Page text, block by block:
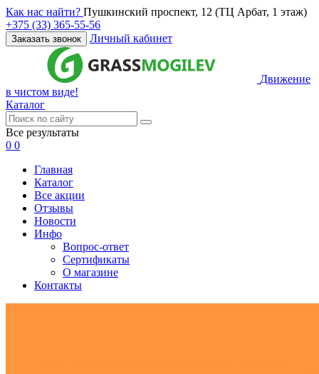
Как нас найти? Пушкинский проспект, 12 (ТЦ Арбат, 1 этаж)
+375 (33) 365-55-56
Заказать звонок Личный кабинет
Движение
в чистом виде!
Каталог
Все результаты
0 0
Главная
Каталог
Все акции
Отзывы
Новости
Инфо
Вопрос-ответ
Сертификаты
О магазине
Контакты